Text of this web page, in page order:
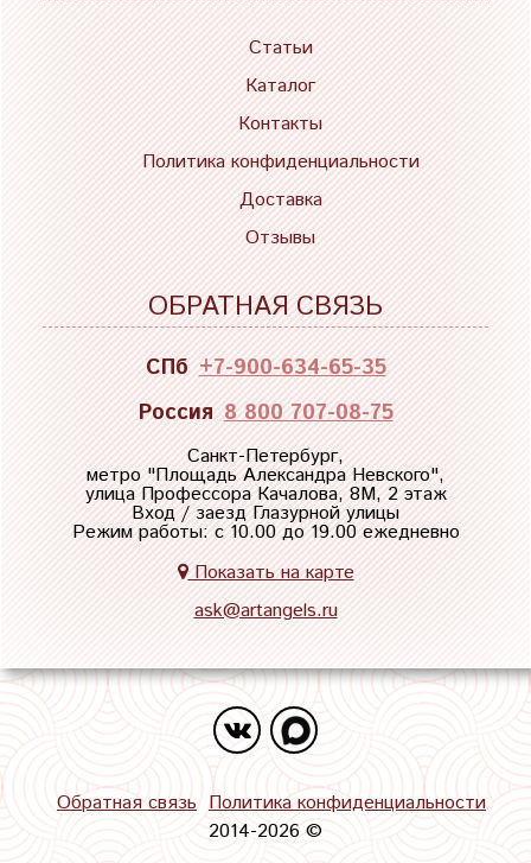
Статьи
Каталог
Контакты
Политика конфиденциальности
Доставка
Отзывы
ОБРАТНАЯ СВЯЗЬ
СПб +7-900-634-65-35
Россия 8 800 707-08-75
Санкт-Петербург,
метро "Площадь Александра Невского",
улица Профессора Качалова, 8М, 2 этаж
Вход / заезд Глазурной улицы
Режим работы: с 10.00 до 19.00 ежедневно
Показать на карте
ask@artangels.ru
Обратная связь Политика конфиденциальности
2014-2026 ©